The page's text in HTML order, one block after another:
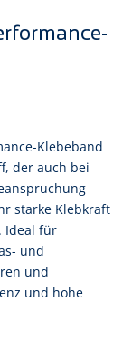
Klebeband
der auch bei
starke Klebkraft
Ideal für
und
und
und hohe